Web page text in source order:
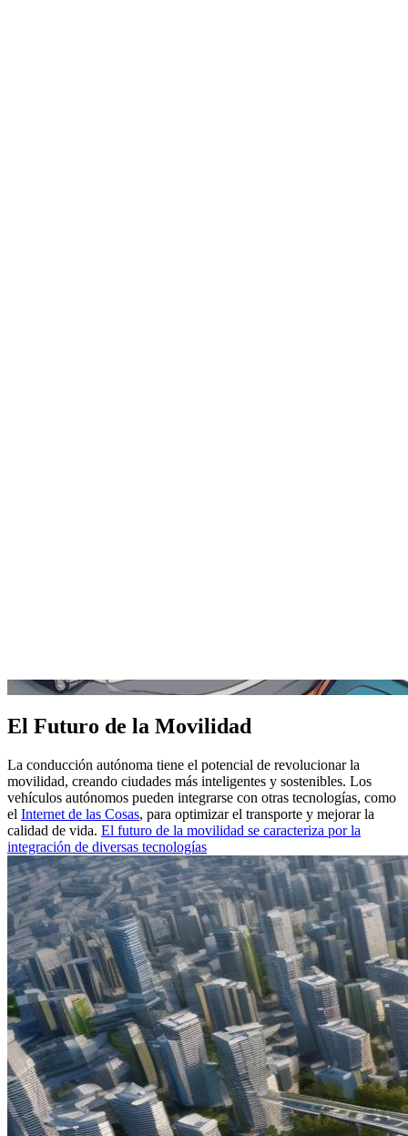
El Futuro de la Movilidad
La conducción autónoma tiene el potencial de revolucionar la
movilidad, creando ciudades más inteligentes y sostenibles. Los
vehículos autónomos pueden integrarse con otras tecnologías, como
el Internet de las Cosas, para optimizar el transporte y mejorar la
calidad de vida. El futuro de la movilidad se caracteriza por la
integración de diversas tecnologías